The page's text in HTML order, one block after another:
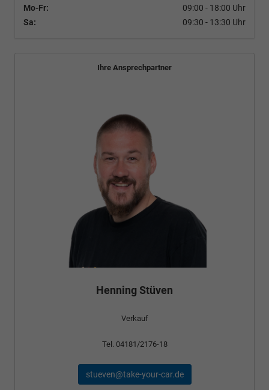
Mo-Fr:
09:00 - 18:00 Uhr
Sa:
09:30 - 13:30 Uhr
Ihre Ansprechpartner